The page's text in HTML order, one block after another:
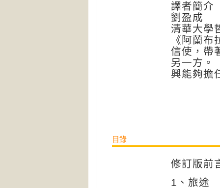
譯者簡介
劉盈成
清華大學
《阿蘭
信使，帶
另一方。
興能夠擔
目錄
修訂版前
1、旅途